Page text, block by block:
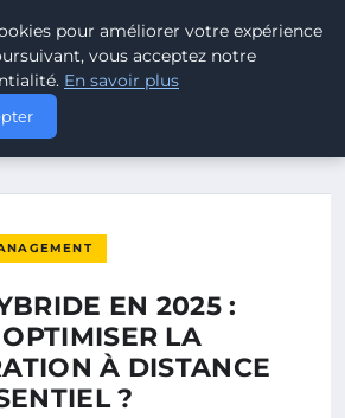
: COMMENT OPTIMISER LA…
EN 2025 :
LA
À DISTANCE
?
pour améliorer votre expérience
vous acceptez notre
En savoir plus